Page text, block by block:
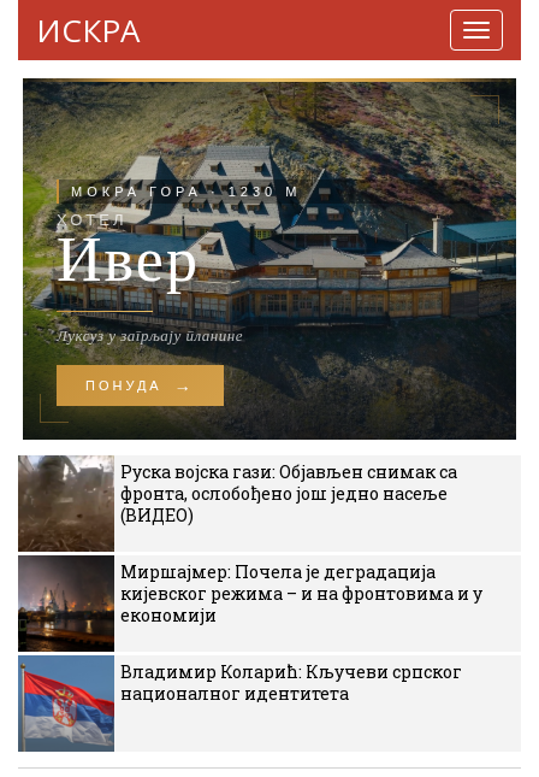
ИСКРА
Руска војска гази: Објављен снимак са
фронта, ослобођено још једно насеље
(ВИДЕО)
Миршајмер: Почела је деградација
кијевског режима – и на фронтовима и у
економији
Владимир Коларић: Кључеви српског
националног идентитета